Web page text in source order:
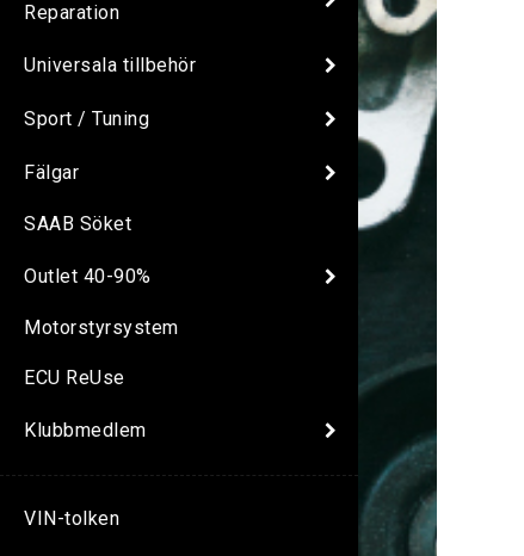
Reparation
Universala tillbehör
Sport / Tuning
Fälgar
SAAB Söket
Outlet 40-90%
Motorstyrsystem
ECU ReUse
Klubbmedlem
VIN-tolken